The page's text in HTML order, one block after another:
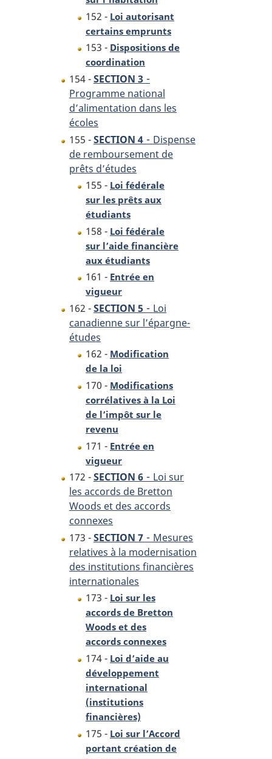
152 - Loi autorisant
certains emprunts
153 - Dispositions de
coordination
154 -SECTION 3 -
Programme national
d’alimentation dans les
écoles
155 -SECTION 4 - Dispense
de remboursement de
prêts d’études
155 - Loi fédérale
sur les prêts aux
étudiants
158 - Loi fédérale
sur l’aide financière
aux étudiants
161 - Entrée en
vigueur
162 -SECTION 5 - Loi
canadienne sur l’épargne-
études
162 - Modification
de la loi
170 - Modifications
corrélatives à la Loi
de l’impôt sur le
revenu
171 - Entrée en
vigueur
172 -SECTION 6 - Loi sur
les accords de Bretton
Woods et des accords
connexes
173 -SECTION 7 - Mesures
relatives à la modernisation
des institutions financières
internationales
173 - Loi sur les
accords de Bretton
Woods et des
accords connexes
174 - Loi d’aide au
développement
international
(institutions
financières)
175 - Loi sur l’Accord
portant création de